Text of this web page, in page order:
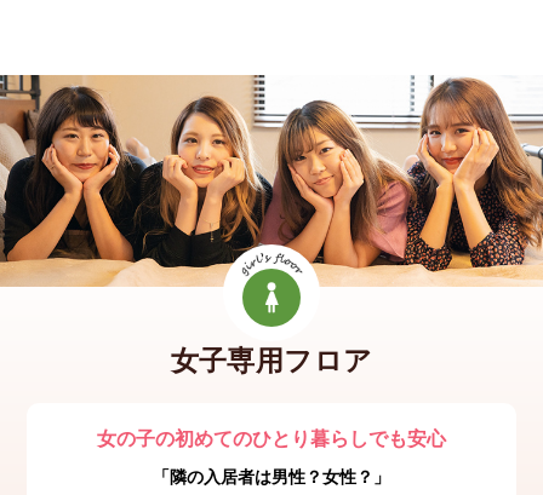
女子専用フロア
女の子の初めてのひとり暮らしでも安心
「隣の入居者は男性？女性？」